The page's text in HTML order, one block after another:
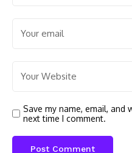
Save my name, email, and
next time I comment.